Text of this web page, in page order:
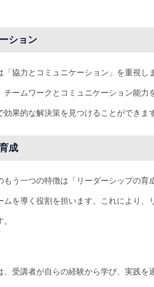
ション
「協力とコミュニケーション」を重視
チームワークとコミュニケーション能
果的な解決策を見つけることができま
成
もう一つの特徴は「リーダーシップの
ムを導く役割を担います。これにより
、受講者が自らの経験から学び、実践を